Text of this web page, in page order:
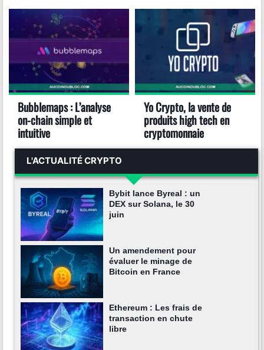
Bubblemaps : L’analyse
on-chain simple et
intuitive
Yo Crypto, la vente de
produits high tech en
cryptomonnaie
L'ACTUALITÉ CRYPTO
Bybit lance Byreal : un
DEX sur Solana, le 30
juin
Un amendement pour
évaluer le minage de
Bitcoin en France
Ethereum : Les frais de
transaction en chute
libre